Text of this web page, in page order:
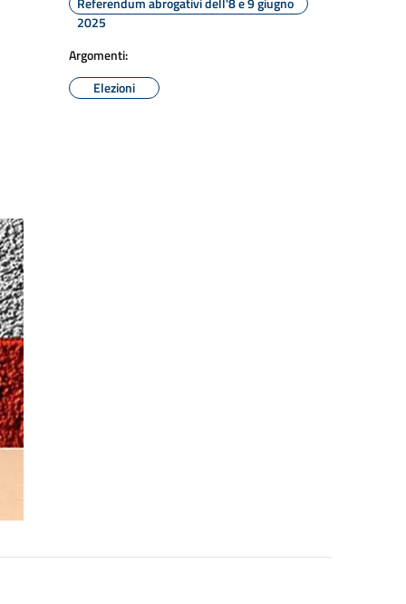
2025
Argomenti:
Elezioni